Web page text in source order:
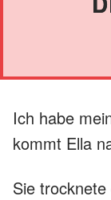
Ich habe
kommt Ella
Sie